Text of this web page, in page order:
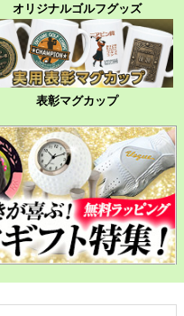
オリジナルゴルフグッズ
表彰マグカップ